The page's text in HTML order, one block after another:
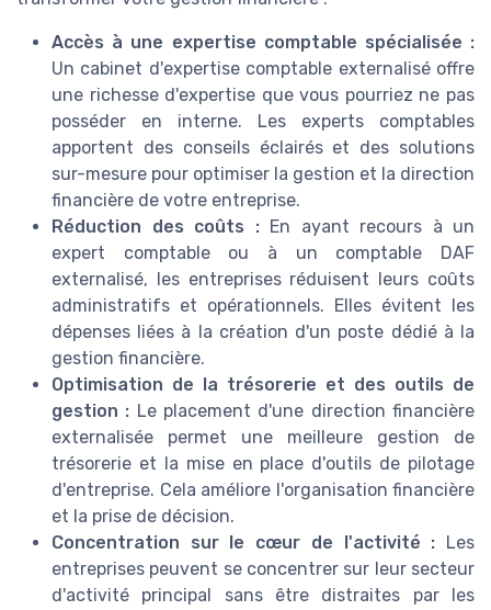
Accès à une expertise comptable spécialisée :
Un cabinet d'expertise comptable externalisé offre
une richesse d'expertise que vous pourriez ne pas
posséder en interne. Les experts comptables
apportent des conseils éclairés et des solutions
sur-mesure pour optimiser la gestion et la direction
financière de votre entreprise.
Réduction des coûts :En ayant recours à un
expert comptable ou à un comptable DAF
externalisé, les entreprises réduisent leurs coûts
administratifs et opérationnels. Elles évitent les
dépenses liées à la création d'un poste dédié à la
gestion financière.
Optimisation de la trésorerie et des outils de
gestion : Le placement d'une direction financière
externalisée permet une meilleure gestion de
trésorerie et la mise en place d'outils de pilotage
d'entreprise. Cela améliore l'organisation financière
et la prise de décision.
Concentration sur le cœur de l'activité : Les
entreprises peuvent se concentrer sur leur secteur
d'activité principal sans être distraites par les